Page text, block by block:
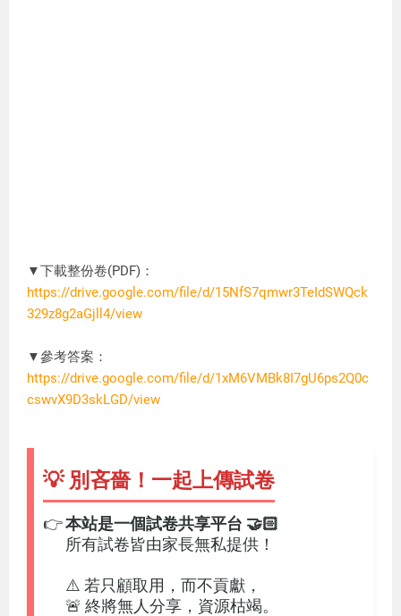
▼下載整份卷(PDF)：
https://drive.google.com/file/d/15NfS7qmwr3TeIdSWQck
329z8g2aGjll4/view
▼參考答案：
https://drive.google.com/file/d/1xM6VMBk8I7gU6ps2Q0c
cswvX9D3skLGD/view
💡 別吝嗇！一起上傳試卷
本站是一個試卷共享平台 🤝🏻
👉
所有試卷皆由家長無私提供！
⚠️ 若只顧取用，而不貢獻，
🚨 終將無人分享，資源枯竭。